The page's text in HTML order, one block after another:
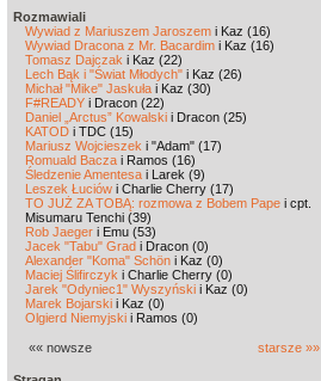
Rozmawiali
Wywiad z Mariuszem Jaroszem i Kaz (16)
Wywiad Dracona z Mr. Bacardim i Kaz (16)
Tomasz Dajczak i Kaz (22)
Lech Bąk i "Świat Młodych" i Kaz (26)
Michał "Mike" Jaskuła i Kaz (30)
F#READY i Dracon (22)
Daniel „Arctus” Kowalski i Dracon (25)
KATOD i TDC (15)
Mariusz Wojcieszek i "Adam" (17)
Romuald Bacza i Ramos (16)
Śledzenie Amentesa i Larek (9)
Leszek Łuciów i Charlie Cherry (17)
TO JUŻ ZA TOBĄ: rozmowa z Bobem Pape i cpt.
Misumaru Tenchi (39)
Rob Jaeger i Emu (53)
Jacek "Tabu" Grad i Dracon (0)
Alexander "Koma" Schön i Kaz (0)
Maciej Ślifirczyk i Charlie Cherry (0)
Jarek "Odyniec1" Wyszyński i Kaz (0)
Marek Bojarski i Kaz (0)
Olgierd Niemyjski i Ramos (0)
«« nowsze starsze »»